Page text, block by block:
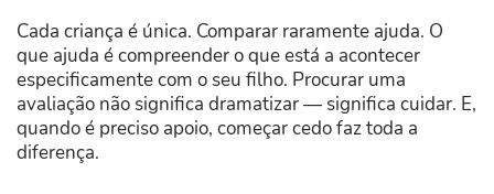
Cada criança é única. Comparar raramente ajuda. O
que ajuda é compreender o que está a acontecer
especificamente com o seu filho. Procurar uma
avaliação não significa dramatizar — significa cuidar. E,
quando é preciso apoio, começar cedo faz toda a
diferença.